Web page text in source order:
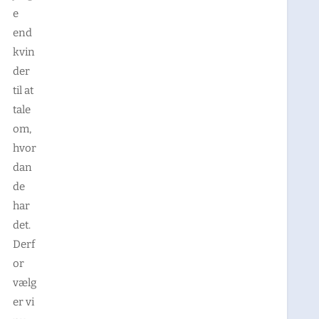
e
end
kvin
der
til at
tale
om,
hvor
dan
de
har
det.
Derf
or
vælg
er vi